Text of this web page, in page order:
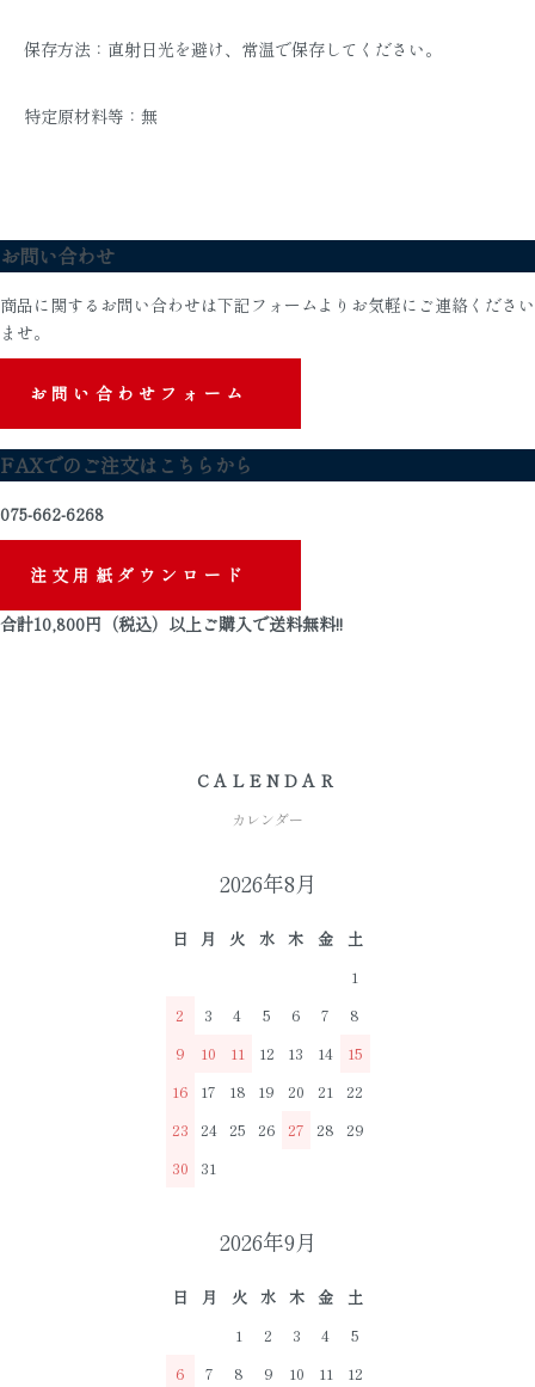
保存方法：直射日光を避け、常温で保存してください。
特定原材料等：無
お問い合わせ
商品に関するお問い合わせは下記フォームよりお気軽にご連絡ください
ませ。
お問い合わせフォーム
FAXでのご注文はこちらから
075-662-6268
注文用紙ダウンロード
合計10,800円（税込）以上ご購入で送料無料!!
CALENDAR
カレンダー
2026年8月
日 月 火 水 木 金
土
1
2
3 4 5 6 7
8
9
10 11 12 13 14
15
16
17 18 19 20 21
22
23 24 25 26 27 28 29
30
31
2026年9月
日 月 火 水 木 金
土
1
2 3 4
5
6
7 8 9 10 11
12